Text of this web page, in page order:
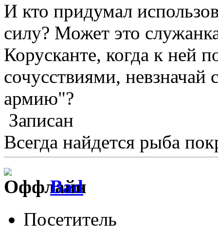
И кто придумал
силу? Может это
Корусканте, когда к ней
сочусствиями, невзначай
армию"?
Записан
Всегда найдется рыба
Bad
Посетитель